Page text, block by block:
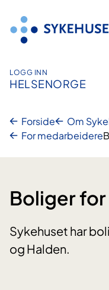
innhold
LOGG INN
HELSENORGE
Forside
Om
For medarbeidere
Boliger
Sykehuset har
og Halden.